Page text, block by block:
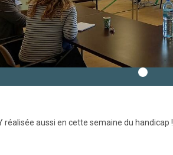
réalisée aussi en cette semaine du handicap !